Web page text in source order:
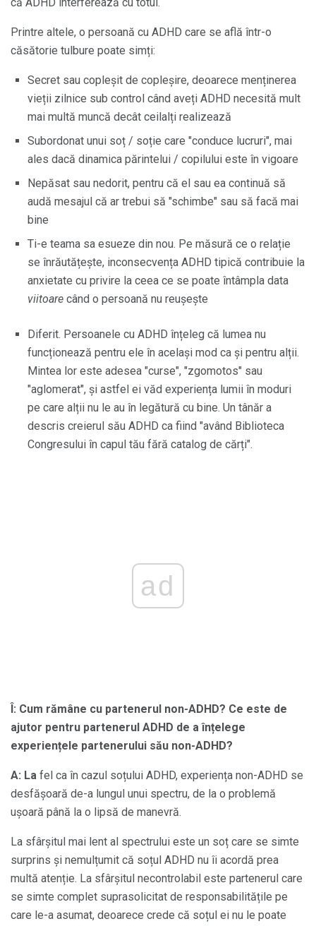
Printre altele, o persoană cu ADHD care se află într-o
căsătorie tulbure poate simți:
Secret sau copleșit de copleșire, deoarece menținerea
vieții zilnice sub control când aveți ADHD necesită mult
mai multă muncă decât ceilalți realizează
Subordonat unui soț / soție care "conduce lucruri", mai
ales dacă dinamica părintelui / copilului este în vigoare
Nepăsat sau nedorit, pentru că el sau ea continuă să
audă mesajul că ar trebui să "schimbe" sau să facă mai
bine
Ti-e teama sa esueze din nou. Pe măsură ce o relație
se înrăutățește, inconsecvența ADHD tipică contribuie la
anxietate cu privire la ceea ce se poate întâmpla data
viitoare când o persoană nu reușește
Diferit. Persoanele cu ADHD înțeleg că lumea nu
funcționează pentru ele în același mod ca și pentru alții.
Mintea lor este adesea "curse", "zgomotos" sau
"aglomerat", și astfel ei văd experiența lumii în moduri
pe care alții nu le au în legătură cu bine. Un tânăr a
descris creierul său ADHD ca fiind "având Biblioteca
Congresului în capul tău fără catalog de cărți".
ad
Î: Cum rămâne cu partenerul non-ADHD? Ce este de
ajutor pentru partenerul ADHD de a înțelege
experiențele partenerului său non-ADHD?
A: La fel ca în cazul soțului ADHD, experiența non-ADHD se
desfășoară de-a lungul unui spectru, de la o problemă
ușoară până la o lipsă de manevră.
La sfârșitul mai lent al spectrului este un soț care se simte
surprins și nemulțumit că soțul ADHD nu îi acordă prea
multă atenție. La sfârșitul necontrolabil este partenerul care
se simte complet suprasolicitat de responsabilitățile pe
care le-a asumat, deoarece crede că soțul ei nu le poate